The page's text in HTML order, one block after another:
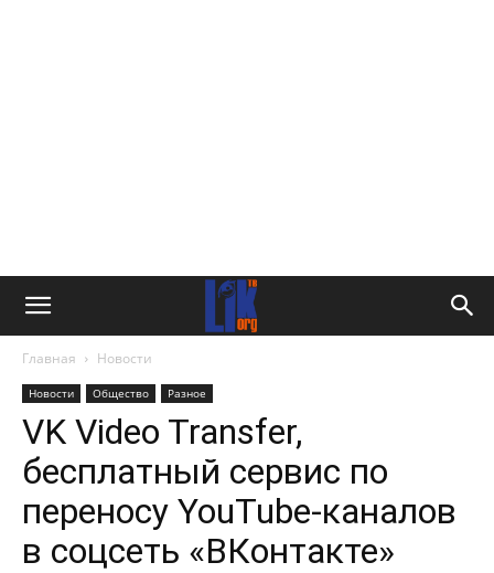
Главная Новости
Новости Общество Разное
VK Video Transfer,
бесплатный сервис по
переносу YouTube-каналов
в соцсеть «ВКонтакте»